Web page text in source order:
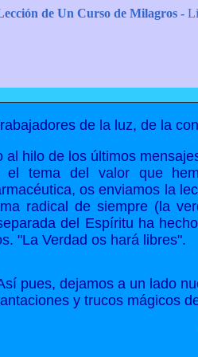
de Un Curso de Milagros -
de la luz, de la
al hilo de los últimos
el tema del valor que
os enviamos la
radical de siempre (la
del Espíritu ha
"La Verdad os hará libres".
pues, dejamos a un lado
y trucos mágicos